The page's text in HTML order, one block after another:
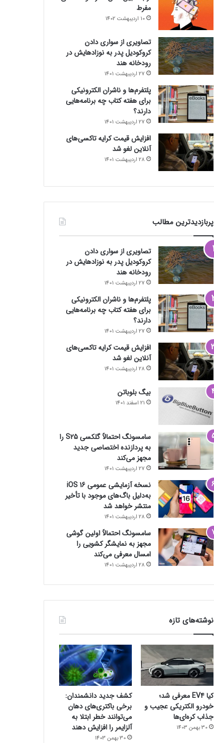
مفرط
10 اردیبهشت 1402
تصاویری از سواری دادن
کروکودیل پدر به نوزادهایش در
رودخانه هند
27 اردیبهشت 1401
پلتفرم‌ها و ناشران الکترونیکی
برای هفته کتاب چه برنامه‌هایی
دارند؟
27 اردیبهشت 1401
افزایش قیمت کرایه تاکسی‌های
آنلاین لغو شد
28 اردیبهشت 1401
پربازدیدترین مطالب
تصاویری از سواری دادن
کروکودیل پدر به نوزادهایش در
رودخانه هند
27 اردیبهشت 1401
پلتفرم‌ها و ناشران الکترونیکی
برای هفته کتاب چه برنامه‌هایی
دارند؟
27 اردیبهشت 1401
افزایش قیمت کرایه تاکسی‌های
آنلاین لغو شد
28 اردیبهشت 1401
بیگ بلوباتن
21 اسفند 1401
سامسونگ احتمالاً گلکسی S25 را
به پردازنده اختصاصی جدید
مجهز می‌کند
27 اردیبهشت 1401
نسخه آزمایشی عمومی iOS 16
به‌دلیل باگ‌های موجود با تأخیر
منتشر خواهد شد
28 اردیبهشت 1401
سامسونگ احتمالاً اولین گوشی
مجهز به نمایشگر کشویی را
امسال معرفی می‌کند
28 اردیبهشت 1401
نوشته‌های تازه
کیا EV4 معرفی شد؛
خودرو الکتریکی عجیب و
جذاب کره‌ای‌ها
30 بهمن 1403
کشف جدید دانشمندان:
برخی باکتری‌های دهان
می‌توانند خطر ابتلا به
آلزایمر را افزایش دهند
30 بهمن 1403